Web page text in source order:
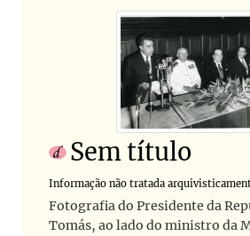
Sem título
Informação não tratada
Fotografia do Presidente da
Tomás, ao lado do ministro da